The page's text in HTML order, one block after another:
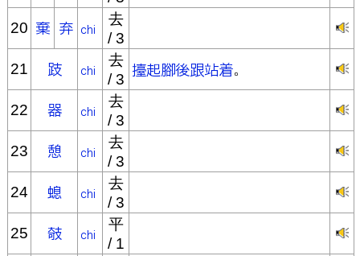
20
去
/ 3
21
去
/ 3
。
22
去
/ 3
23
去
/ 3
24
去
/ 3
25
平
/ 1